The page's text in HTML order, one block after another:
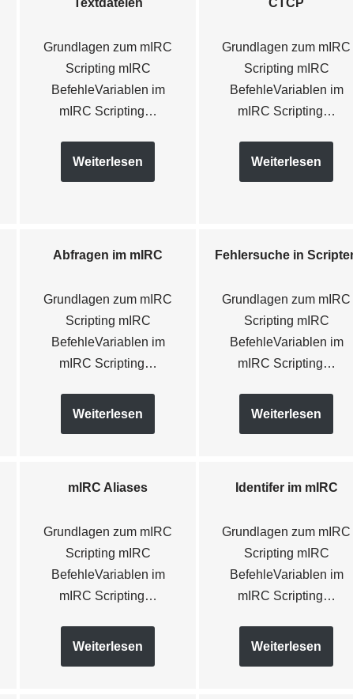
Grundlagen zum mIRC
Scripting mIRC
BefehleVariablen im
mIRC Scripting…
Weiterlesen
Grundlagen zum mIRC
Scripting mIRC
BefehleVariablen im
mIRC Scripting…
Weiterlesen
Abfragen im mIRC
Grundlagen zum mIRC
Scripting mIRC
BefehleVariablen im
mIRC Scripting…
Weiterlesen
Fehlersuche in
Grundlagen zum mIRC
Scripting mIRC
BefehleVariablen im
mIRC Scripting…
Weiterlesen
mIRC Aliases
Grundlagen zum mIRC
Scripting mIRC
BefehleVariablen im
mIRC Scripting…
Weiterlesen
Identifer im mIRC
Grundlagen zum mIRC
Scripting mIRC
BefehleVariablen im
mIRC Scripting…
Weiterlesen